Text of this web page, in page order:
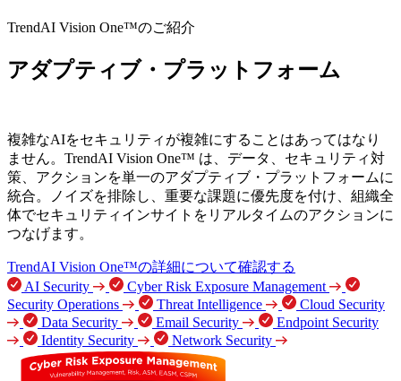
TrendAI Vision One™のご紹介
アダプティブ・プラットフォーム
複雑なAIをセキュリティが複雑にすることはあってはなり
ません。TrendAI Vision One™ は、データ、セキュリティ対
策、アクションを単一のアダプティブ・プラットフォームに
統合。ノイズを排除し、重要な課題に優先度を付け、組織全
体でセキュリティインサイトをリアルタイムのアクションに
つなげます。
TrendAI Vision One™の詳細について確認する
AI Security
Cyber Risk Exposure Management
Security Operations
Threat Intelligence
Cloud Security
Data Security
Email Security
Endpoint Security
Identity Security
Network Security